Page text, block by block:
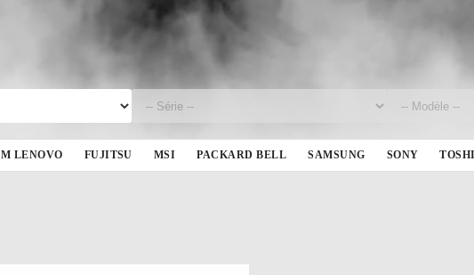
LENOVO FUJITSU MSI PACKARD BELL SAMSUNG SONY